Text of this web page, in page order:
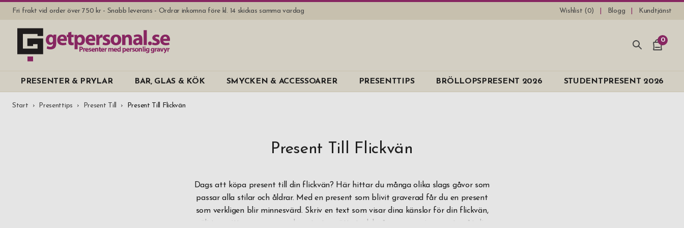
Fri frakt vid order över 750 kr - Snabb leverans - Ordrar inkomna före kl. 14 skickas samma vardag Wishlist (0) Blogg Kundtjänst
0
PRESENTER & PRYLAR BAR, GLAS & KÖK SMYCKEN & ACCESSOARER PRESENTTIPS BRÖLLOPSPRESENT 2026 STUDENTPRESENT 2026
Start Presenttips Present Till Present Till Flickvän
Present Till Flickvän
Dags att köpa present till din flickvän? Här hittar du många olika slags gåvor som
passar alla stilar och åldrar. Med en present som blivit graverad får du en present
som verkligen blir minnesvärd. Skriv en text som visar dina känslor för din flickvän,
Exentri